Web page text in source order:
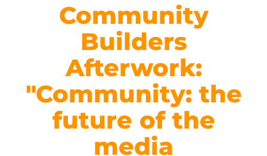
Community
Builders
Afterwork:
"Community: the
future of the
media